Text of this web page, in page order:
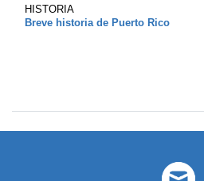
HISTORIA
Breve historia de Puerto Rico